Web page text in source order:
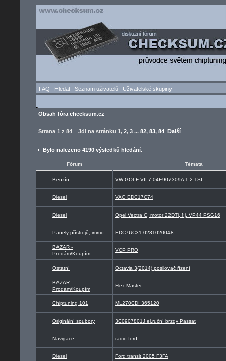
FAQ Hledat Seznam uživatelů Uživatelské skupiny
Obsah fóra checksum.cz
Strana 1 z 84 Jdi na stránku 1, 2, 3 ... 82, 83, 84 Další
Bylo nalezeno 4190 výsledků hledání.
Fórum Témata
Benzín VW GOLF VII 7 04E907309A 1.2 TSI
Diesel VAG EDC17C74
Diesel Opel Vectra C, motor 22DTi, ř.j. VP44 PSG16
Panely přístrojů, immo EDC7UC31 0281020048
BAZAR -
Prodám/Koupím
VCP PRO
Ostatní Octavia 3(2014) posilovač řízení
BAZAR -
Prodám/Koupím
Flex Master
Chiptuning 101 ML270CDI 365120
Originální soubory 3C0907801J el.ruční brzdy Passat
Navigace radio ford
Diesel Ford transit 2005 F3FA